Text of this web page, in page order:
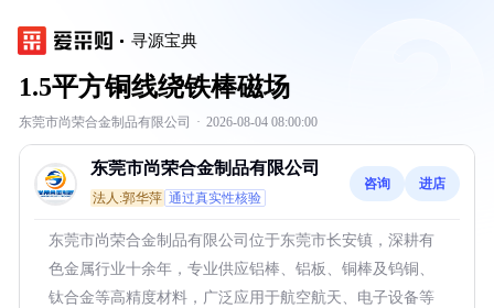
寻源宝典
1.5平方铜线绕铁棒磁场
东莞市尚荣合金制品有限公司 · 2026-08-04 08:00:00
东莞市尚荣合金制品有限公司
法人:郭华萍 通过真实性核验
咨询 进店
东莞市尚荣合金制品有限公司位于东莞市长安镇，深耕有
色金属行业十余年，专业供应铝棒、铝板、铜棒及钨铜、
钛合金等高精度材料，广泛应用于航空航天、电子设备等